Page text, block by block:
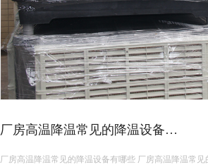
皮革车间降温措施有哪些？
皮革车间使用蒸发冷空调的降温措施及相关要点如下： 设备选型 根据面积：如果车间面积较小，如 200 平方